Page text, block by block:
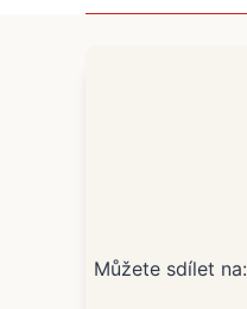
Můžete sdílet na: